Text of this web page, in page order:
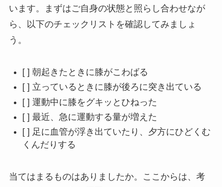
います。まずはご自身の状態と照らし合わせなが
ら、以下のチェックリストを確認してみましょ
う。
[ ] 朝起きたときに膝がこわばる
[ ] 立っているときに膝が後ろに突き出ている
[ ] 運動中に膝をグキッとひねった
[ ] 最近、急に運動する量が増えた
[ ] 足に血管が浮き出ていたり、夕方にひどくむ
くんだりする
当てはまるものはありましたか。ここからは、考